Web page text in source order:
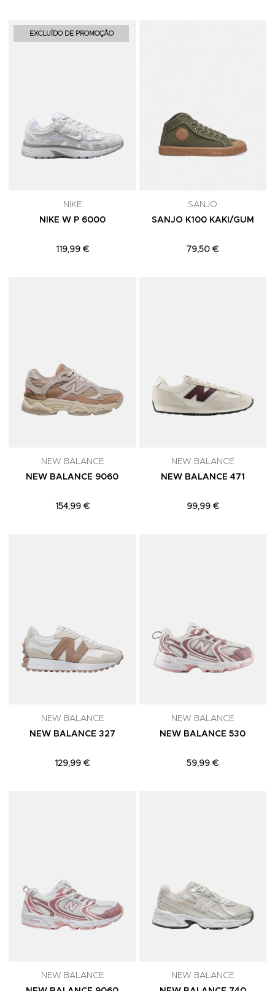
EXCLUÍDO DE PROMOÇÃO
NIKE
NIKE W P 6000
119,99 €
SANJO
SANJO K100 KAKI/GUM
79,50 €
NEW BALANCE
NEW BALANCE 9060
154,99 €
NEW BALANCE
NEW BALANCE 471
99,99 €
NEW BALANCE
NEW BALANCE 327
129,99 €
NEW BALANCE
NEW BALANCE 530
59,99 €
NEW BALANCE
NEW BALANCE